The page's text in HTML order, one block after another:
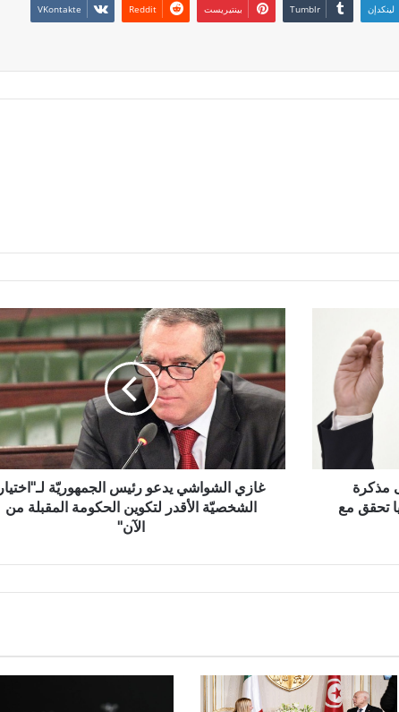
لينكدإن بينتيريست
مذكرة
تحقق مع
غازي الشواشي يدعو رئيس الجمهوريّة لـ"اختيار
الشخصيّة الأقدر لتكوين الحكومة المقبلة من
الآن"